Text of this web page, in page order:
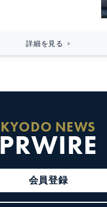
詳細を見る
KYODO NEWS
PRWIRE
会員登録